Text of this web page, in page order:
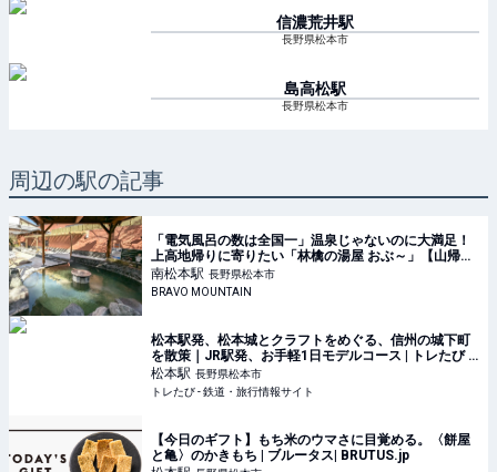
信濃荒井駅
長野県松本市
島高松駅
長野県松本市
周辺の駅の記事
「電気風呂の数は全国一」温泉じゃないのに大満足！
上高地帰りに寄りたい「林檎の湯屋 おぶ～」【山帰
り、今日はどこでととのう？ vol.7】｜トラベル｜山帰
り、今日はどこでととのう？｜BRAVO MO
南松本駅 長野県松本市
BRAVO MOUNTAIN
松本駅発、松本城とクラフトをめぐる、信州の城下町
を散策｜JR駅発、お手軽1日モデルコース | トレたび -
鉄道・旅行情報サイト
松本駅 長野県松本市
トレたび - 鉄道・旅行情報サイト
【今日のギフト】もち米のウマさに目覚める。〈餅屋
と亀〉のかきもち | ブルータス| BRUTUS.jp